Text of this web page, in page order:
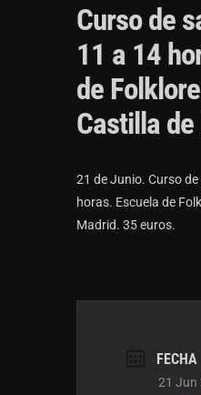
Curso de
11 a 14
de
Castilla
21 de Junio. Curso
horas. Escuela de
Madrid. 35 euros.
FECHA
21 Jun